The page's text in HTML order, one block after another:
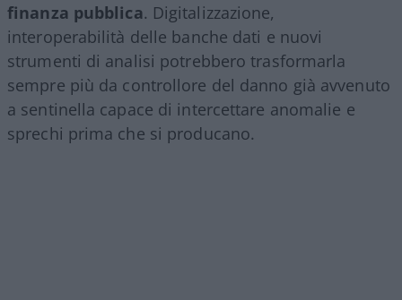
finanza pubblica. Digitalizzazione,
interoperabilità delle banche dati e nuovi
strumenti di analisi potrebbero trasformarla
sempre più da controllore del danno già avvenuto
a sentinella capace di intercettare anomalie e
sprechi prima che si producano.